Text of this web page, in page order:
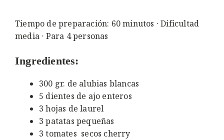
Tiempo de preparación: 60 minutos · Dificultad
media · Para 4 personas
Ingredientes:
300 gr. de alubias blancas
5 dientes de ajo enteros
3 hojas de laurel
3 patatas pequeñas
3 tomates secos cherry